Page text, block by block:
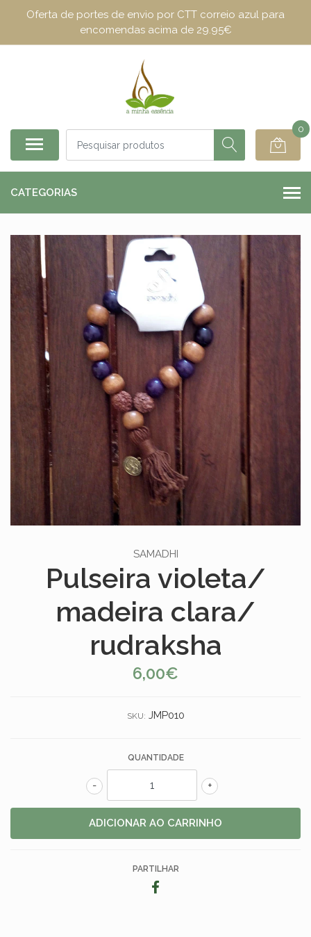
Oferta de portes de envio por CTT correio azul para
encomendas acima de 29.95€
0
CATEGORIAS
SAMADHI
Pulseira violeta/
madeira clara/
rudraksha
6,00€
SKU: JMP010
QUANTIDADE
+
-
PARTILHAR